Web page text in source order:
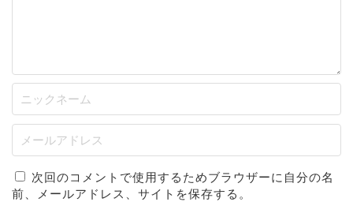
次回のコメントで使用するためブラウザーに自分の名
前、メールアドレス、サイトを保存する。